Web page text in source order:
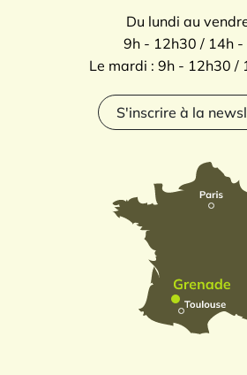
Du lundi au
9h - 12h30 / 14h -
Le mardi : 9h - 12h30 /
S'inscrire à la